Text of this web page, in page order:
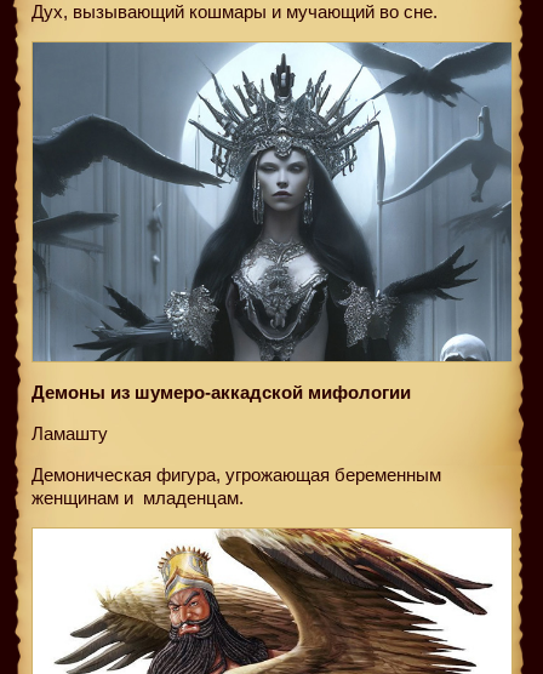
Дух, вызывающий кошмары и мучающий во сне.
Демоны из шумеро-аккадской мифологии
Ламашту
Демоническая фигура, угрожающая беременным
женщинам и младенцам.